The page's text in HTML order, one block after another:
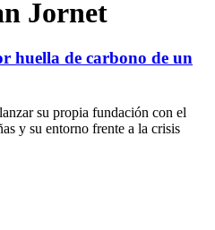
Jornet
huella de carbono de un
su propia fundación con el
y su entorno frente a la crisis